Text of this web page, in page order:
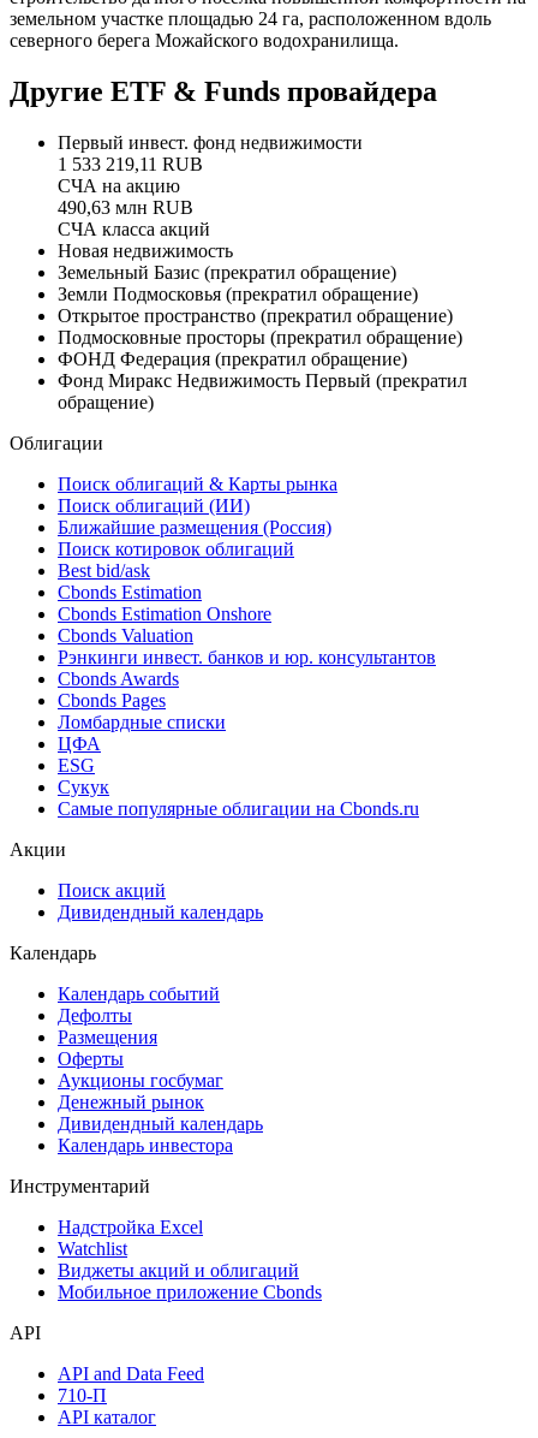
земельном участке площадью 24 га, расположенном вдоль
северного берега Можайского водохранилища.
Другие ETF & Funds провайдера
Первый инвест. фонд недвижимости
1 533 219,11 RUB
СЧА на акцию
490,63 млн RUB
СЧА класса акций
Новая недвижимость
Земельный Базис (прекратил обращение)
Земли Подмосковья (прекратил обращение)
Открытое пространство (прекратил обращение)
Подмосковные просторы (прекратил обращение)
ФОНД Федерация (прекратил обращение)
Фонд Миракс Недвижимость Первый (прекратил
обращение)
Облигации
Поиск облигаций & Карты рынка
Поиск облигаций (ИИ)
Ближайшие размещения (Россия)
Поиск котировок облигаций
Best bid/ask
Cbonds Estimation
Cbonds Estimation Onshore
Cbonds Valuation
Рэнкинги инвест. банков и юр. консультантов
Cbonds Awards
Cbonds Pages
Ломбардные списки
ЦФА
ESG
Сукук
Самые популярные облигации на Cbonds.ru
Акции
Поиск акций
Дивидендный календарь
Календарь
Календарь событий
Дефолты
Размещения
Оферты
Аукционы госбумаг
Денежный рынок
Дивидендный календарь
Календарь инвестора
Инструментарий
Надстройка Excel
Watchlist
Виджеты акций и облигаций
Мобильное приложение Cbonds
API
API and Data Feed
710-П
API каталог